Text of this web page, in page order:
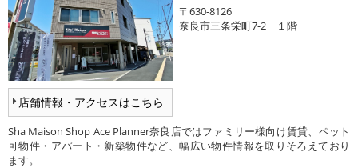
店舗情報・アクセスはこちら
〒630-8126
奈良市三条栄町7-2 １階
Sha Maison Shop Ace Planner奈良店ではファミリー様向け賃貸、ペット
可物件・アパート・新築物件など、幅広い物件情報を取りそろえており
ます。